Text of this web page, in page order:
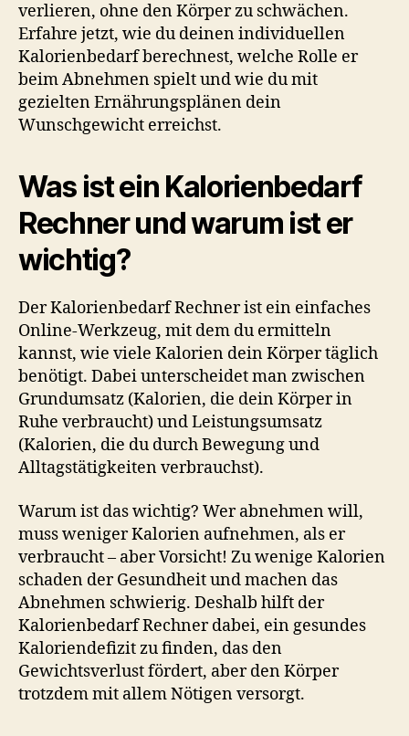
verlieren, ohne den Körper zu schwächen.
Erfahre jetzt, wie du deinen individuellen
Kalorienbedarf berechnest, welche Rolle er
beim Abnehmen spielt und wie du mit
gezielten Ernährungsplänen dein
Wunschgewicht erreichst.
Was ist ein Kalorienbedarf
Rechner und warum ist er
wichtig?
Der Kalorienbedarf Rechner ist ein einfaches
Online-Werkzeug, mit dem du ermitteln
kannst, wie viele Kalorien dein Körper täglich
benötigt. Dabei unterscheidet man zwischen
Grundumsatz (Kalorien, die dein Körper in
Ruhe verbraucht) und Leistungsumsatz
(Kalorien, die du durch Bewegung und
Alltagstätigkeiten verbrauchst).
Warum ist das wichtig? Wer abnehmen will,
muss weniger Kalorien aufnehmen, als er
verbraucht – aber Vorsicht! Zu wenige Kalorien
schaden der Gesundheit und machen das
Abnehmen schwierig. Deshalb hilft der
Kalorienbedarf Rechner dabei, ein gesundes
Kaloriendefizit zu finden, das den
Gewichtsverlust fördert, aber den Körper
trotzdem mit allem Nötigen versorgt.